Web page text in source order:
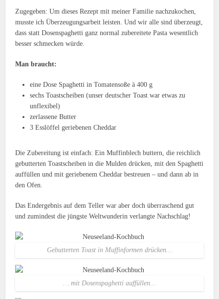
Zugegeben: Um dieses Rezept mit meiner Familie nachzukochen,
musste ich Überzeugungsarbeit leisten. Und wir alle sind überzeugt,
dass statt Dosenspaghetti ganz normal zubereitete Pasta wesentlich
besser schmecken würde.
Man braucht:
eine Dose Spaghetti in Tomatensoße à 400 g
sechs Toastscheiben (unser deutscher Toast war etwas zu
unflexibel)
zerlassene Butter
3 Esslöffel geriebenen Cheddar
Die Zubereitung ist einfach: Ein Muffinblech buttern, die reichlich
gebutterten Toastscheiben in die Mulden drücken, mit den Spaghetti
auffüllen und mit geriebenem Cheddar bestreuen – und dann ab in
den Ofen.
Das Endergebnis auf dem Teller war aber doch überraschend gut
und zumindest die jüngste Weltwunderin verlangte Nachschlag!
Gebutterten Toast in Muffinformen drücken…
… mit Dosenspaghetti auffüllen…